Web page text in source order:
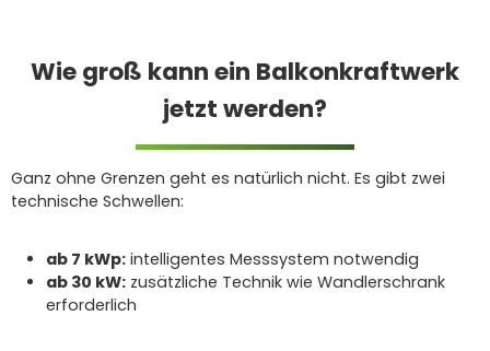
Wie groß kann ein Balkonkraftwerk
jetzt werden?
Ganz ohne Grenzen geht es natürlich nicht. Es gibt zwei
technische Schwellen:
ab 7 kWp: intelligentes Messsystem notwendig
ab 30 kW: zusätzliche Technik wie Wandlerschrank
erforderlich